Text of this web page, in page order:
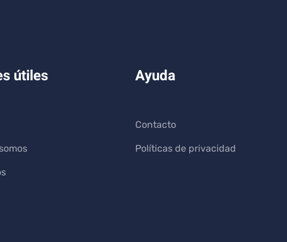
útiles Ayuda
Contacto
Políticas de privacidad